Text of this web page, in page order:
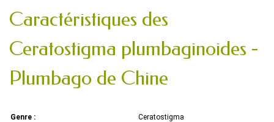
Caractéristiques des
Ceratostigma plumbaginoides -
Plumbago de Chine
Genre : Ceratostigma